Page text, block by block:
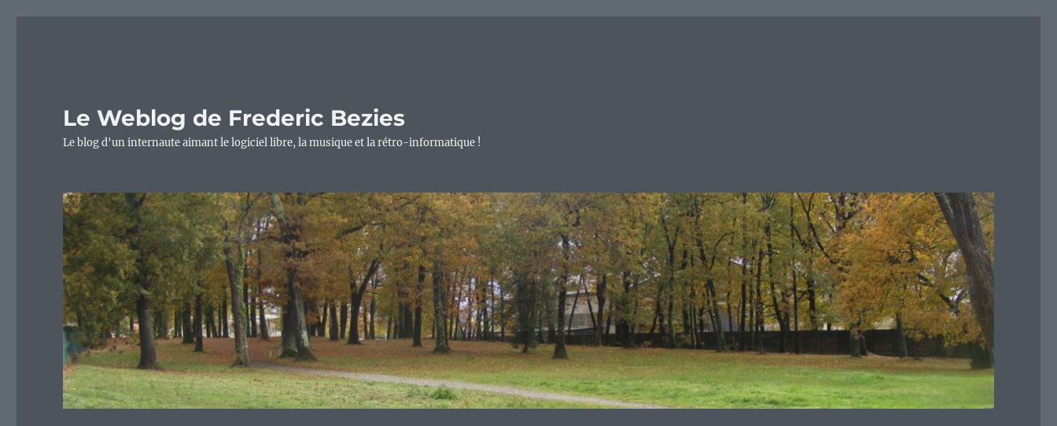
Le Weblog de Frederic Bezies
Le blog d'un internaute aimant le logiciel libre, la musique et la rétro-informatique !